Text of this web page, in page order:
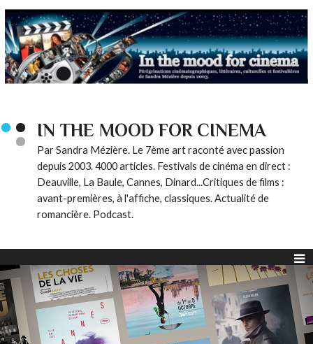
IN THE MOOD FOR CINEMA
Par Sandra Mézière. Le 7ème art raconté avec passion
depuis 2003. 4000 articles. Festivals de cinéma en direct :
Deauville, La Baule, Cannes, Dinard...Critiques de films :
avant-premières, à l'affiche, classiques. Actualité de
romancière. Podcast.